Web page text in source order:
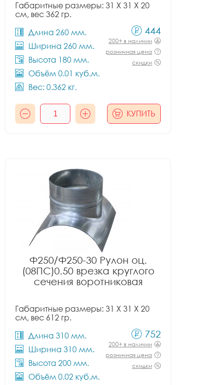
Габаритные размеры: 31 X 31 X 20
см, вес 362 гр.
Длина 260 мм.
Ширина 260 мм.
Высота 180 мм.
Объём 0.01 куб.м.
Вес: 0.362 кг.
444
200+ в наличии
розничная цена
скидки
КУПИТЬ
Ф250/Ф250-30 Рулон оц.
(08ПС)0.50 врезка круглого
сечения воротниковая
Габаритные размеры: 31 X 31 X 20
см, вес 612 гр.
Длина 310 мм.
Ширина 310 мм.
Высота 200 мм.
Объём 0.02 куб.м.
752
200+ в наличии
розничная цена
скидки